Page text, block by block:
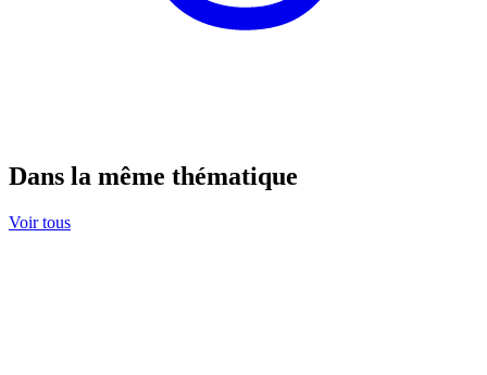
Dans la même thématique
Voir tous